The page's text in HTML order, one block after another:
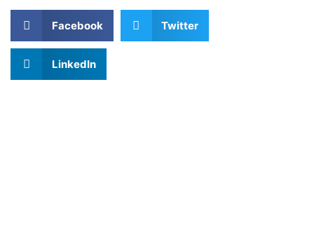
Facebook Twitter
LinkedIn